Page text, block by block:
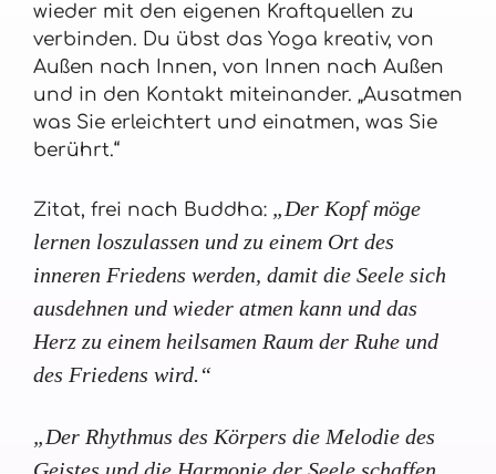
wieder mit den eigenen Kraftquellen zu
verbinden. Du übst das Yoga kreativ, von
Außen nach Innen, von Innen nach Außen
und in den Kontakt miteinander. „Ausatmen
was Sie erleichtert und einatmen, was Sie
berührt.“
Zitat, frei nach Buddha: „Der Kopf möge
lernen loszulassen und zu einem Ort des
inneren Friedens werden, damit die Seele sich
ausdehnen und wieder atmen kann und das
Herz zu einem heilsamen Raum der Ruhe und
des Friedens wird.“
„Der Rhythmus des Körpers die Melodie des